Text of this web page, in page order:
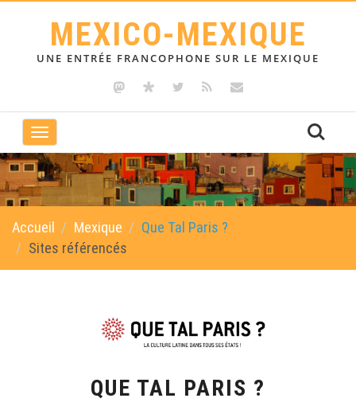
MEXICO-MEXIQUE
UNE ENTRÉE FRANCOPHONE SUR LE MEXIQUE
Toggle
navigation
Accueil Mexique
Que Tal Paris ?
Sites référencés
QUE TAL PARIS ?